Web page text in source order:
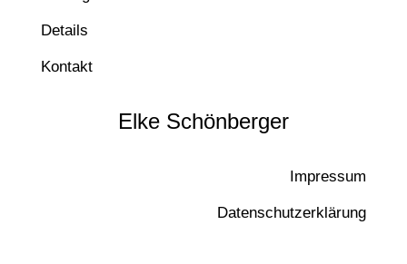
Details
Kontakt
Elke Schönberger
Impressum
Datenschutzerklärung